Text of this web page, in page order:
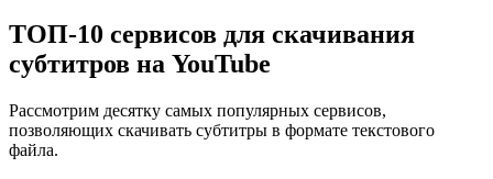
ТОП-10 сервисов для скачивания
субтитров на YouTube
Рассмотрим десятку самых популярных сервисов,
позволяющих скачивать субтитры в формате текстового
файла.